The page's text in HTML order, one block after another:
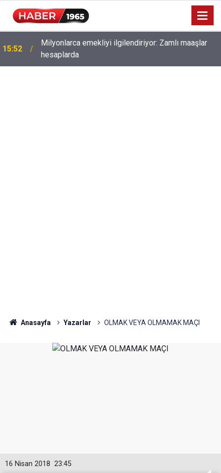
15:52
Milyonlarca emekliyi ilgilendiriyor: Zamlı maaşlar
hesaplarda
Anasayfa Yazarlar OLMAK VEYA OLMAMAK MAÇI
23:45
16 Nisan 2018